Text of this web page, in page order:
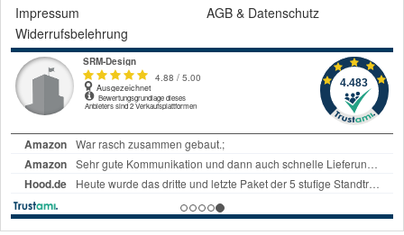
Impressum
AGB & Datenschutz
Widerrufsbelehrung